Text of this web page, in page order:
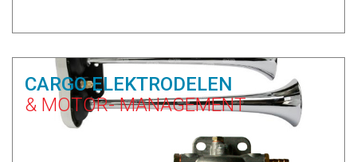
CARGO ELEKTRODELEN
& MOTOR- MANAGEMENT